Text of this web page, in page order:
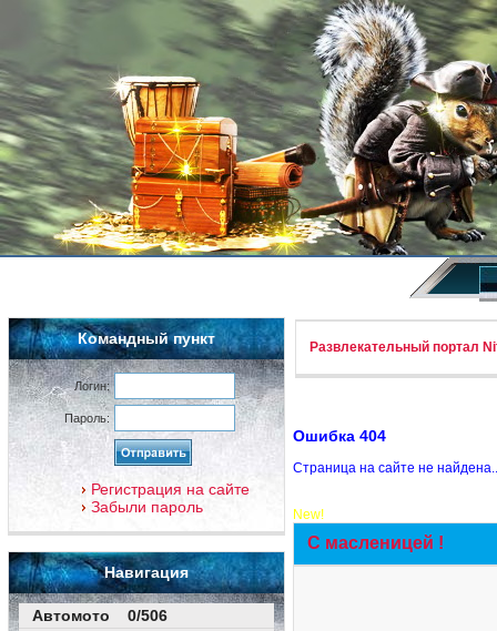
Командный пункт
Логин:
Пароль:
Регистрация на сайте
Забыли пароль
Навигация
Автомото 0/506
Развлекательный портал
Ошибка 404
Страница на сайте не
New!
С масленицей !